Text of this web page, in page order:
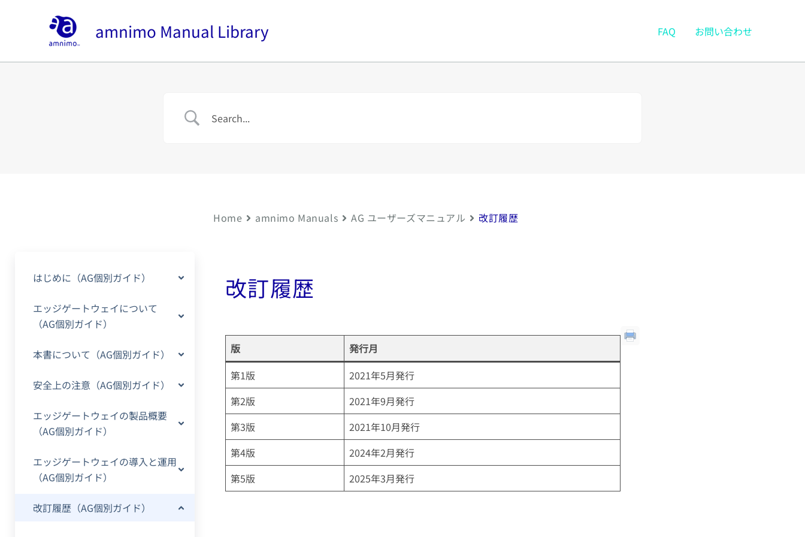
amnimo Manual Library FAQ お問い合わせ
はじめに（AG個別ガイド）
エッジゲートウェイについて
（AG個別ガイド）
本書について（AG個別ガイド）
安全上の注意（AG個別ガイド）
エッジゲートウェイの製品概要
（AG個別ガイド）
エッジゲートウェイの導入と運用
（AG個別ガイド）
改訂履歴（AG個別ガイド）
Home amnimo Manuals AG ユーザーズマニュアル 改訂履歴
改訂履歴
版
発行月
第1版
2021年5月発行
第2版
2021年9月発行
第3版
2021年10月発行
第4版
2024年2月発行
第5版
2025年3月発行